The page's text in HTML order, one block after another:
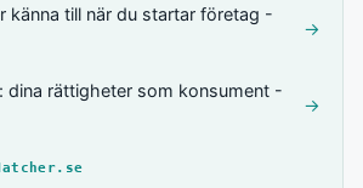
känna till när du startar företag -
→
dina rättigheter som konsument -
→